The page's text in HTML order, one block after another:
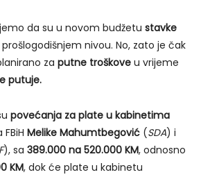
da su u novom budžetu stavke
nivou. No, zato je čak
za putne troškove u vrijeme
putuje.
povećanja za plate u kabinetima
Melike Mahumtbegović (SDA) i
), sa 389.000 na 520.000 KM, odnosno
KM, dok će plate u kabinetu